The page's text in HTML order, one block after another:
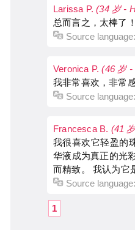
Larissa P.(34 岁 -
总而言之，太棒了！
Source language:
Veronica P.(46 岁 -
我非常喜欢，非常感
Source language:
Francesca B. (41
我很喜欢它轻盈的
华液成为真正的光
而精致。 我认为它
Source language:
1